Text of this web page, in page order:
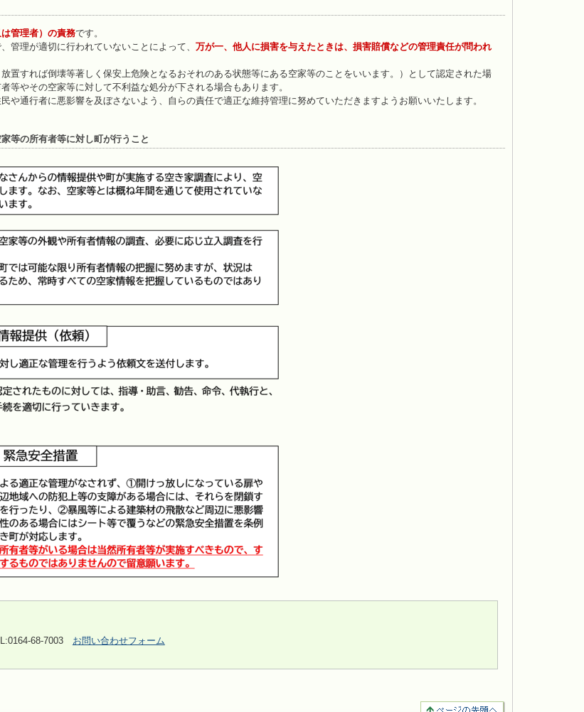
管理者）の責務です。
管理が適切に行われていないことによって、 万が一、他人に損害を与えたときは、損害賠償などの管理責任が問われ
置すれば倒壊等著しく保安上危険となるおそれのある状態等にある空家等のことをいいます。）として認定された場
等やその空家等に対して不利益な処分が下される場合もあります。
や通行者に悪影響を及ぼさないよう、自らの責任で適正な維持管理に努めていただきますようお願いいたします。
等の所有者等に対し町が行うこと
68-7003 お問い合わせフォーム